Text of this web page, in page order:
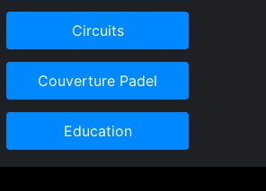
Circuits
Couverture Padel
Education